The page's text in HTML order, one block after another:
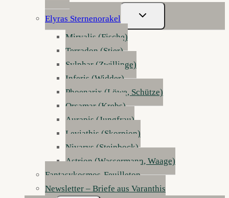
Elyras Sternenorakel
Untermenü
Umschalten
Mirvalis (Fische)
Terradon (Stier)
Sylphar (Zwillinge)
Inferis (Widder)
Phoenarix (Löwe, Schütze)
Orsamar (Krebs)
Aurapis (Jungfrau)
Leviathis (Skorpion)
Nivarys (Steinbock)
Astrion (Wassermann, Waage)
Fantasykosmos-Feuilleton
Newsletter – Briefe aus Varanthis